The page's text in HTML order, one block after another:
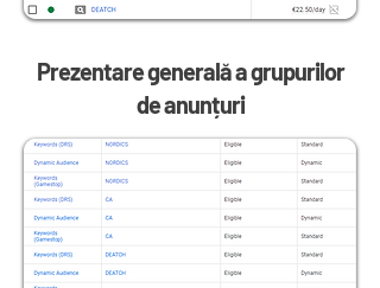
Prezentare generală a grupurilor
de anunțuri